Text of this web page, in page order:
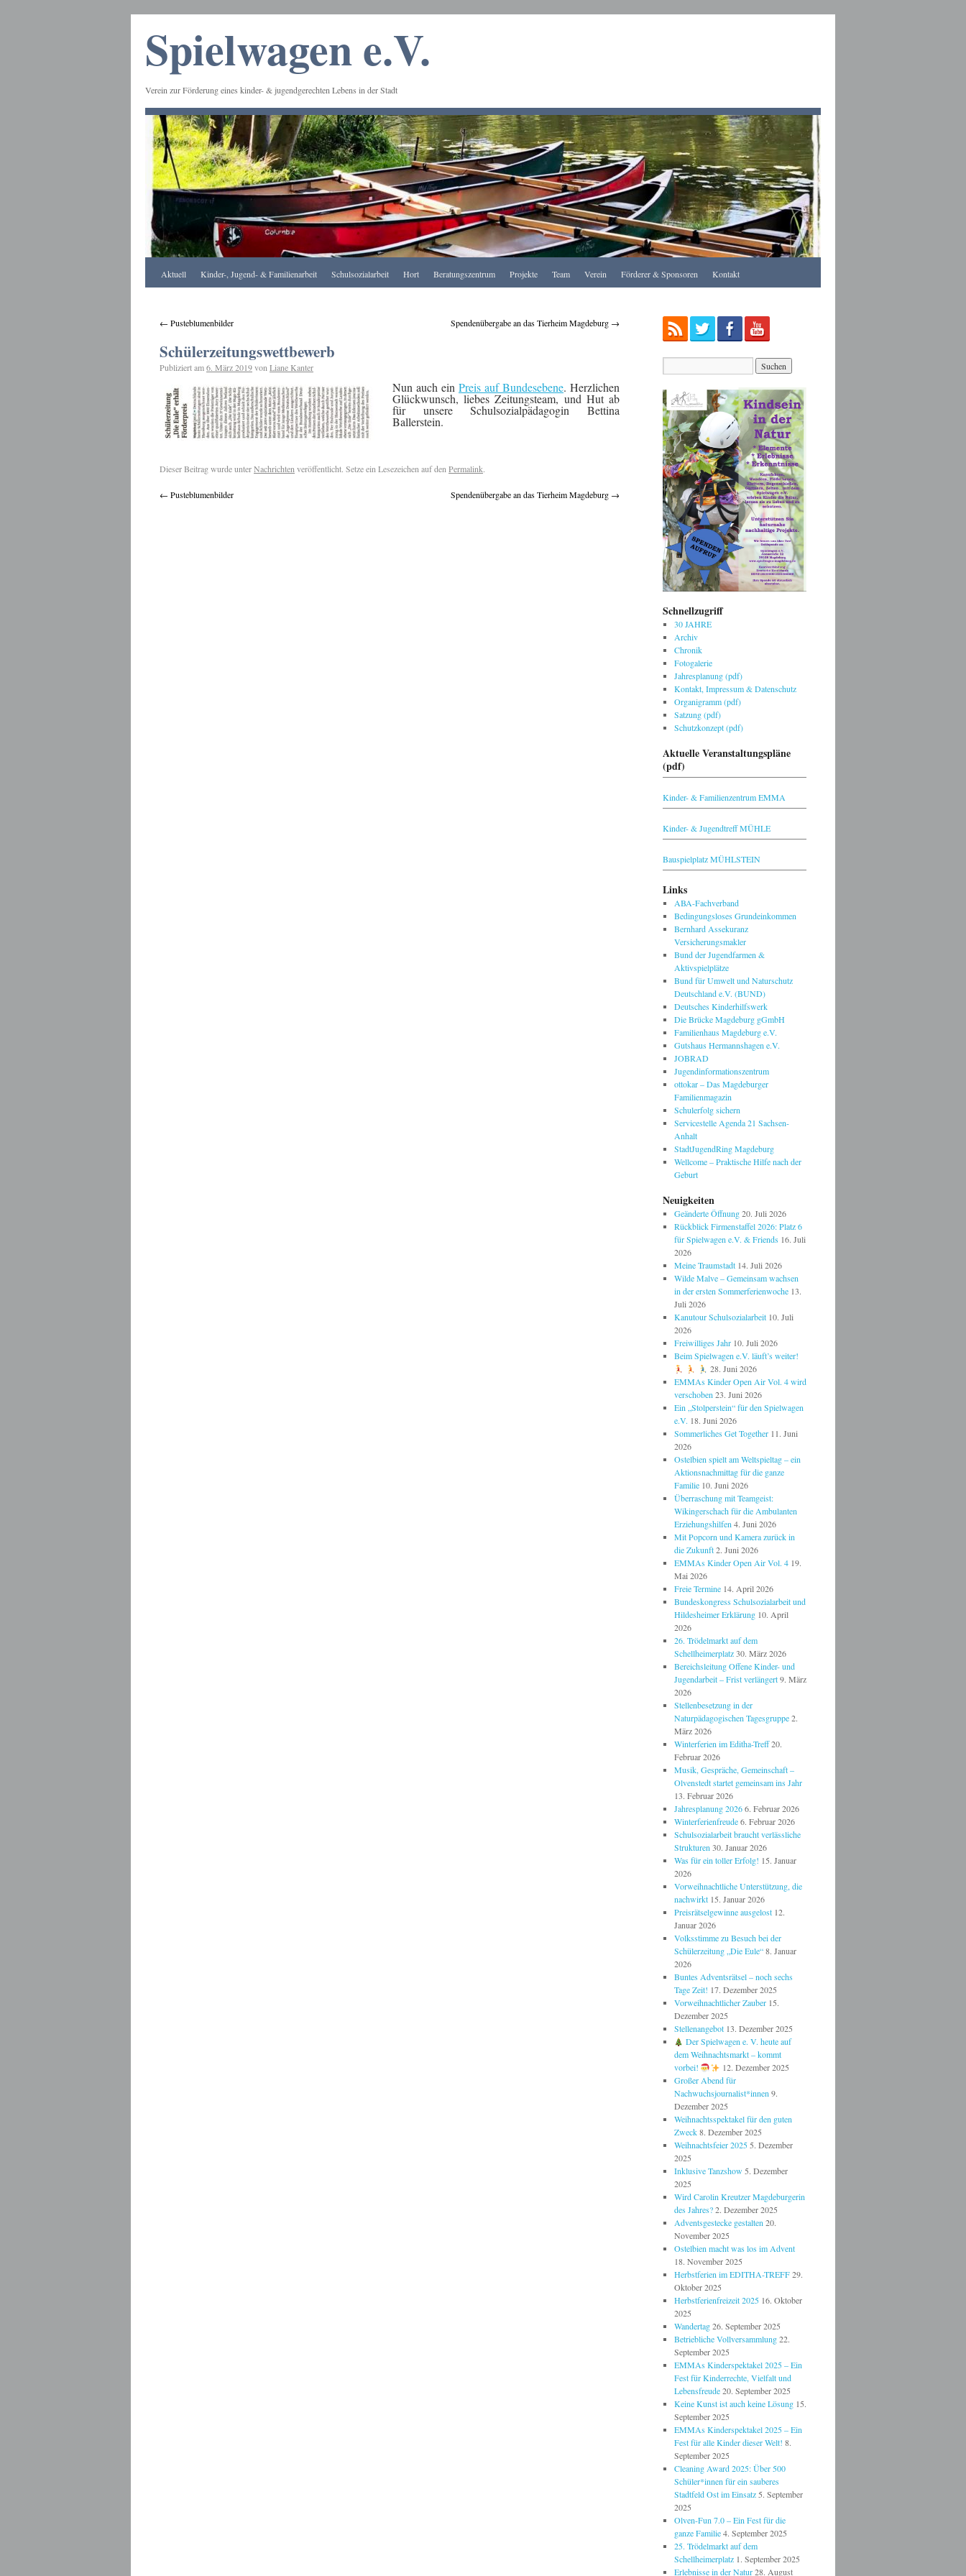
Spielwagen e.V.
Verein zur Förderung eines kinder- & jugendgerechten Lebens in der Stadt
Apotheke
Aktuell Kinder-, Jugend- & Familienarbeit Schulsozialarbeit Hort Beratungszentrum Projekte Team Verein Förderer & Sponsoren Kontakt
← Pusteblumenbilder Spendenübergabe an das Tierheim Magdeburg →
Schülerzeitungswettbewerb
Publiziert am6. März 2019von Liane Kanter
Nun auch ein Preis auf Bundesebene. Herzlichen
Glückwunsch, liebes Zeitungsteam, und Hut ab
für unsere Schulsozialpädagogin Bettina
Ballerstein.
Dieser Beitrag wurde unterNachrichten veröffentlicht. Setze ein Lesezeichen auf den Permalink.
← Pusteblumenbilder Spendenübergabe an das Tierheim Magdeburg →
Schnellzugriff
30 JAHRE
Archiv
Chronik
Fotogalerie
Jahresplanung (pdf)
Kontakt, Impressum & Datenschutz
Organigramm (pdf)
Satzung (pdf)
Schutzkonzept (pdf)
Aktuelle Veranstaltungspläne
(pdf)
Kinder- & Familienzentrum EMMA
Kinder- & Jugendtreff MÜHLE
Bauspielplatz MÜHLSTEIN
Links
ABA-Fachverband
Bedingungsloses Grundeinkommen
Bernhard Assekuranz
Versicherungsmakler
Bund der Jugendfarmen &
Aktivspielplätze
Bund für Umwelt und Naturschutz
Deutschland e.V. (BUND)
Deutsches Kinderhilfswerk
Die Brücke Magdeburg gGmbH
Familienhaus Magdeburg e.V.
Gutshaus Hermannshagen e.V.
JOBRAD
Jugendinformationszentrum
ottokar – Das Magdeburger
Familienmagazin
Schulerfolg sichern
Servicestelle Agenda 21 Sachsen-
Anhalt
StadtJugendRing Magdeburg
Wellcome – Praktische Hilfe nach der
Geburt
Neuigkeiten
Geänderte Öffnung 20. Juli 2026
Rückblick Firmenstaffel 2026: Platz 6
für Spielwagen e.V. & Friends 16. Juli
2026
Meine Traumstadt 14. Juli 2026
Wilde Malve – Gemeinsam wachsen
in der ersten Sommerferienwoche 13.
Juli 2026
Kanutour Schulsozialarbeit 10. Juli
2026
Freiwilliges Jahr 10. Juli 2026
Beim Spielwagen e.V. läuft’s weiter!
28. Juni 2026
EMMAs Kinder Open Air Vol. 4 wird
verschoben 23. Juni 2026
Ein „Stolperstein“ für den Spielwagen
e.V. 18. Juni 2026
Sommerliches Get Together 11. Juni
2026
Ostelbien spielt am Weltspieltag – ein
Aktionsnachmittag für die ganze
Familie 10. Juni 2026
Überraschung mit Teamgeist:
Wikingerschach für die Ambulanten
Erziehungshilfen 4. Juni 2026
Mit Popcorn und Kamera zurück in
die Zukunft 2. Juni 2026
EMMAs Kinder Open Air Vol. 4 19.
Mai 2026
Freie Termine 14. April 2026
Bundeskongress Schulsozialarbeit und
Hildesheimer Erklärung 10. April
2026
26. Trödelmarkt auf dem
Schellheimerplatz 30. März 2026
Bereichsleitung Offene Kinder- und
Jugendarbeit – Frist verlängert 9. März
2026
Stellenbesetzung in der
Naturpädagogischen Tagesgruppe 2.
März 2026
Winterferien im Editha-Treff 20.
Februar 2026
Musik, Gespräche, Gemeinschaft –
Olvenstedt startet gemeinsam ins Jahr
13. Februar 2026
Jahresplanung 2026 6. Februar 2026
Winterferienfreude 6. Februar 2026
Schulsozialarbeit braucht verlässliche
Strukturen 30. Januar 2026
Was für ein toller Erfolg! 15. Januar
2026
Vorweihnachtliche Unterstützung, die
nachwirkt 15. Januar 2026
Preisrätselgewinne ausgelost 12.
Januar 2026
Volksstimme zu Besuch bei der
Schülerzeitung „Die Eule“ 8. Januar
2026
Buntes Adventsrätsel – noch sechs
Tage Zeit! 17. Dezember 2025
Vorweihnachtlicher Zauber 15.
Dezember 2025
Stellenangebot 13. Dezember 2025
Der Spielwagen e. V. heute auf
dem Weihnachtsmarkt – kommt
vorbei!
12. Dezember 2025
Großer Abend für
Nachwuchsjournalist*innen 9.
Dezember 2025
Weihnachtsspektakel für den guten
Zweck 8. Dezember 2025
Weihnachtsfeier 2025 5. Dezember
2025
Inklusive Tanzshow 5. Dezember
2025
Wird Carolin Kreutzer Magdeburgerin
des Jahres? 2. Dezember 2025
Adventsgestecke gestalten 20.
November 2025
Ostelbien macht was los im Advent
18. November 2025
Herbstferien im EDITHA-TREFF 29.
Oktober 2025
Herbstferienfreizeit 2025 16. Oktober
2025
Wandertag 26. September 2025
Betriebliche Vollversammlung 22.
September 2025
EMMAs Kinderspektakel 2025 – Ein
Fest für Kinderrechte, Vielfalt und
Lebensfreude 20. September 2025
Keine Kunst ist auch keine Lösung 15.
September 2025
EMMAs Kinderspektakel 2025 – Ein
Fest für alle Kinder dieser Welt! 8.
September 2025
Cleaning Award 2025: Über 500
Schüler*innen für ein sauberes
Stadtfeld Ost im Einsatz 5. September
2025
Olven-Fun 7.0 – Ein Fest für die
ganze Familie 4. September 2025
25. Trödelmarkt auf dem
Schellheimerplatz 1. September 2025
Erlebnisse in der Natur 28. August